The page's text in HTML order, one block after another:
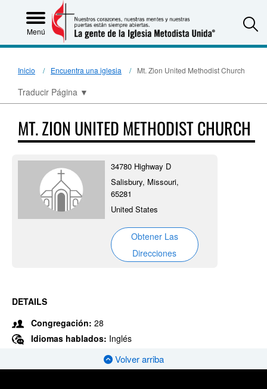
Menú
Inicio Encuentra una iglesia Mt. Zion United Methodist Church
Traducir Página ▼
MT. ZION UNITED METHODIST CHURCH
34780 Highway D
Salisbury, Missouri,
65281
United States
Obtener Las
Direcciones
DETAILS
Congregación: 28
Idiomas hablados: Inglés
Volver arriba